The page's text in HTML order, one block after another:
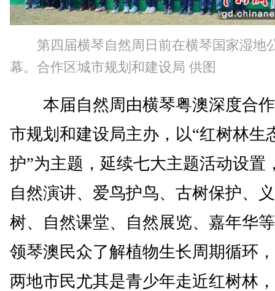
第四届横琴自然周日前在横琴国家湿地
幕。合作区城市规划和建设局 供图
本届自然周由横琴粤澳深度合
市规划和建设局主办，以“红树林生
护”为主题，延续七大主题活动设置
自然演讲、爱鸟护鸟、古树保护、
树、自然课堂、自然展览、嘉年华
领琴澳民众了解植物生长周期循环
两地市民尤其是青少年走近红树林